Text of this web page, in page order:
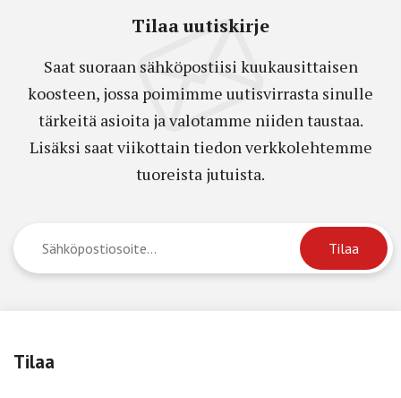
Tilaa uutiskirje
Saat suoraan sähköpostiisi kuukausittaisen
koosteen, jossa poimimme uutisvirrasta sinulle
tärkeitä asioita ja valotamme niiden taustaa.
Lisäksi saat viikottain tiedon verkkolehtemme
tuoreista jutuista.
Tilaa